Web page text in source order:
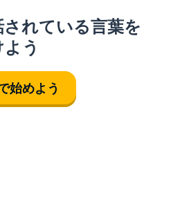
れている言葉を
う
始めよう